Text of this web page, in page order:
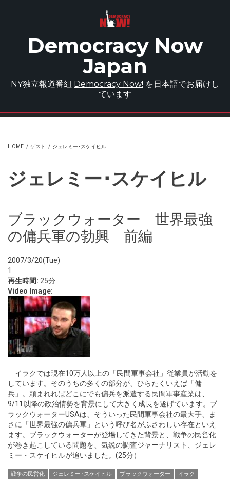
Democracy Now
Japan
NY独立報道番組 Democracy Now! を日本語でお届けし
ています
HOME / ゲスト / ジェレミー･スケイヒル
ジェレミー･スケイヒル
ブラックウォーター 世界最強
の傭兵軍の勃興 前編
2007/3/20(Tue)
1
再生時間: 25分
Video Image:
イラクでは現在10万人以上の「民間軍事会社」従業員が活動を
しています。そのうちの多くの部分が、ひらたくいえば「傭
兵」。頼まれればどこにでも傭兵を派遣する民間軍事産業は、
9/11以降の政治情勢を背景にして大きく成長を遂げています。ブ
ラックウォーターUSAは、そういった民間軍事会社の最大手、ま
さに「世界最強の傭兵軍」という呼び名がふさわしい存在といえ
ます。ブラックウォーターが登場してきた背景と、戦争の民営化
が巻き起こしている問題を、気鋭の調査ジャーナリスト、ジェレ
ミー・スケイヒルが追いました。(25分）
戦争の民営化 ジェレミー･スケイヒル ブラックウォーター イラク